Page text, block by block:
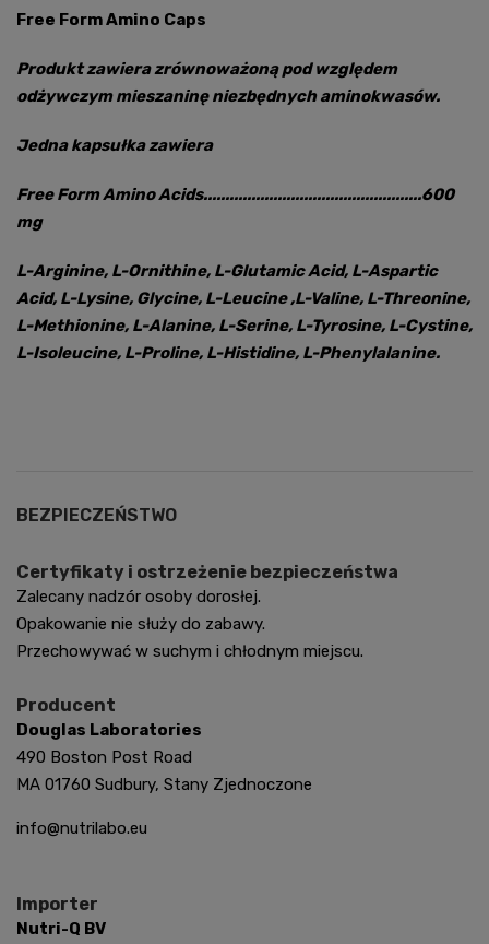
Free Form Amino Caps
Produkt zawiera zrównoważoną pod względem
odżywczym mieszaninę niezbędnych aminokwasów.
Jedna kapsułka zawiera
Free Form Amino Acids..................................................600
mg
L-Arginine, L-Ornithine, L-Glutamic Acid, L-Aspartic
Acid, L-Lysine, Glycine, L-Leucine ,L-Valine, L-Threonine,
L-Methionine, L-Alanine, L-Serine, L-Tyrosine, L-Cystine,
L-Isoleucine, L-Proline, L-Histidine, L-Phenylalanine.
BEZPIECZEŃSTWO
Certyfikaty i ostrzeżenie bezpieczeństwa
Zalecany nadzór osoby dorosłej.
Opakowanie nie służy do zabawy.
Przechowywać w suchym i chłodnym miejscu.
Producent
Douglas Laboratories
490 Boston Post Road
MA 01760 Sudbury, Stany Zjednoczone
info@nutrilabo.eu
Importer
Nutri-Q BV